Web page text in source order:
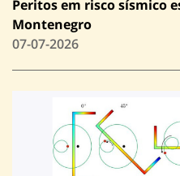
Peritos em risco sísmico
Montenegro
07-07-2026